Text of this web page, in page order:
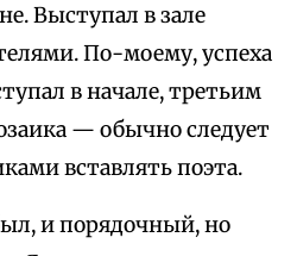
Выступал в зале
По-моему, успеха
в начале, третьим
— обычно следует
вставлять поэта.
и порядочный, но